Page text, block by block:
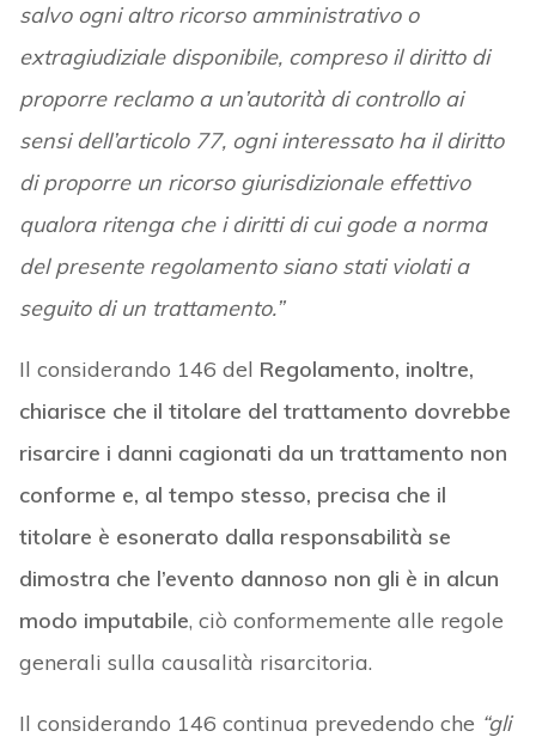
salvo ogni altro ricorso amministrativo o
extragiudiziale disponibile, compreso il diritto di
proporre reclamo a un’autorità di controllo ai
sensi dell’articolo 77, ogni interessato ha il diritto
di proporre un ricorso giurisdizionale effettivo
qualora ritenga che i diritti di cui gode a norma
del presente regolamento siano stati violati a
seguito di un trattamento.”
Il considerando 146 del Regolamento, inoltre,
chiarisce che il titolare del trattamento dovrebbe
risarcire i danni cagionati da un trattamento non
conforme e, al tempo stesso, precisa che il
titolare è esonerato dalla responsabilità se
dimostra che l’evento dannoso non gli è in alcun
modo imputabile, ciò conformemente alle regole
generali sulla causalità risarcitoria.
Il considerando 146 continua prevedendo che “gli